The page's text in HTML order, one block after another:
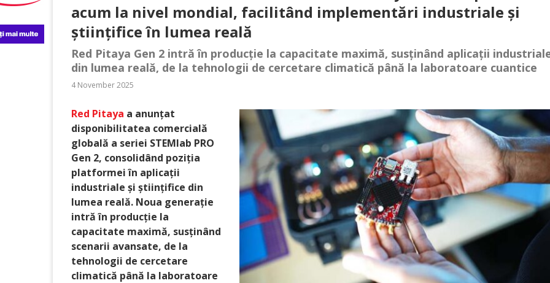
acum la nivel mondial, facilitând implementări industriale și
științifice în lumea reală
Red Pitaya Gen 2 intră în producție la capacitate maximă, susținând aplicații
din lumea reală, de la tehnologii de cercetare climatică până la laboratoare cuantice
4 November 2025
Red Pitaya a anunțat
disponibilitatea comercială
globală a seriei STEMlab PRO
Gen 2, consolidând poziția
platformei în aplicații
industriale și științifice din
lumea reală. Noua generație
intră în producție la
capacitate maximă, susținând
scenarii avansate, de la
tehnologii de cercetare
climatică până la laboratoare